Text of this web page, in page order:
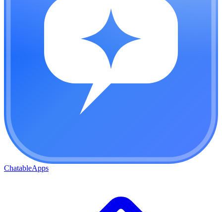
ChatableApps